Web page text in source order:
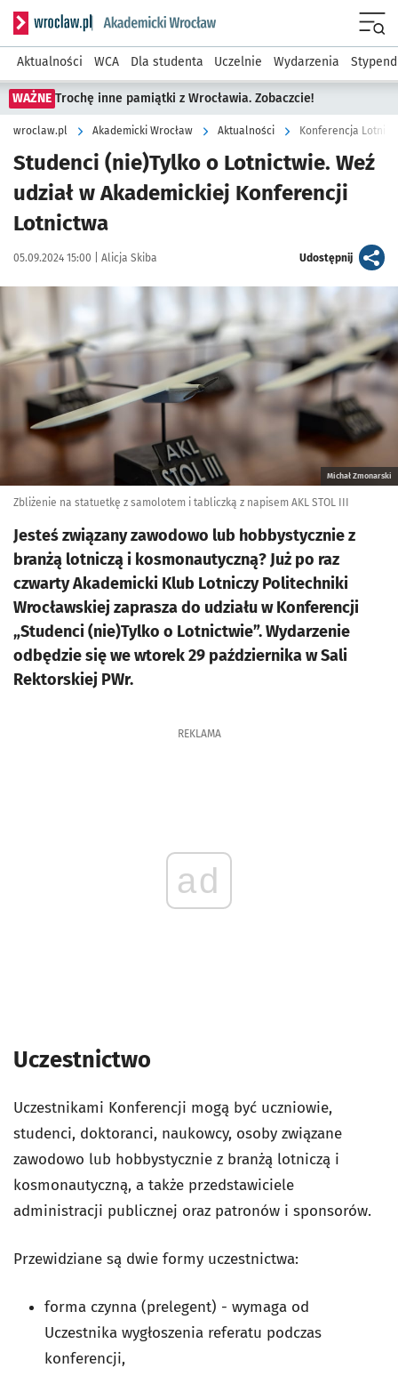
Serwis informacyjny wroclaw.pl podserwis: Akademicki
Aktualności WCA Dla studenta Uczelnie Wydarzenia
WAŻNE Trochę inne pamiątki z Wrocławia. Zobaczcie!
wroclaw.pl Akademicki Wrocław Aktualności Konferencja
Studenci (nie)Tylko o Lotnictwie. Weź
udział w Akademickiej Konferencji
Lotnictwa
Data publikacji:
05.09.2024 15:00 | Autor:
Alicja Skiba Udostępnijartykuł
Michał Zmonarski
Zbliżenie na statuetkę z samolotem i tabliczką z napisem AKL STOL III
Jesteś związany zawodowo lub hobbystycznie z
branżą lotniczą i kosmonautyczną? Już po raz
czwarty Akademicki Klub Lotniczy Politechniki
Wrocławskiej zaprasza do udziału w Konferencji
„Studenci (nie)Tylko o Lotnictwie”. Wydarzenie
odbędzie się we wtorek 29 października w Sali
Rektorskiej PWr.
REKLAMA
ad
Uczestnictwo
Uczestnikami Konferencji mogą być uczniowie,
studenci, doktoranci, naukowcy, osoby związane
zawodowo lub hobbystycznie z branżą lotniczą i
kosmonautyczną, a także przedstawiciele
administracji publicznej oraz patronów i sponsorów.
Przewidziane są dwie formy uczestnictwa:
forma czynna (prelegent) - wymaga od
Uczestnika wygłoszenia referatu podczas
konferencji,